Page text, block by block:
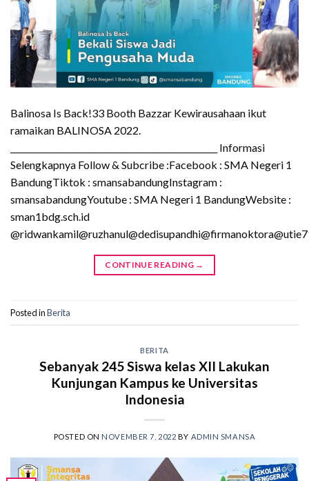
Balinosa Is Back!33 Booth Bazzar Kewirausahaan ikut
ramaikan BALINOSA 2022.
__________________________________________________ Informasi
Selengkapnya Follow & Subcribe :Facebook : SMA Negeri 1
BandungTiktok : smansabandungInstagram :
smansabandungYoutube : SMA Negeri 1 BandungWebsite :
sman1bdg.sch.id
CONTINUE READING →
Posted inBerita
BERITA
Sebanyak 245 Siswa kelas XII Lakukan
Kunjungan Kampus ke Universitas
Indonesia
POSTED ON NOVEMBER 7, 2022 BY ADMIN SMANSA